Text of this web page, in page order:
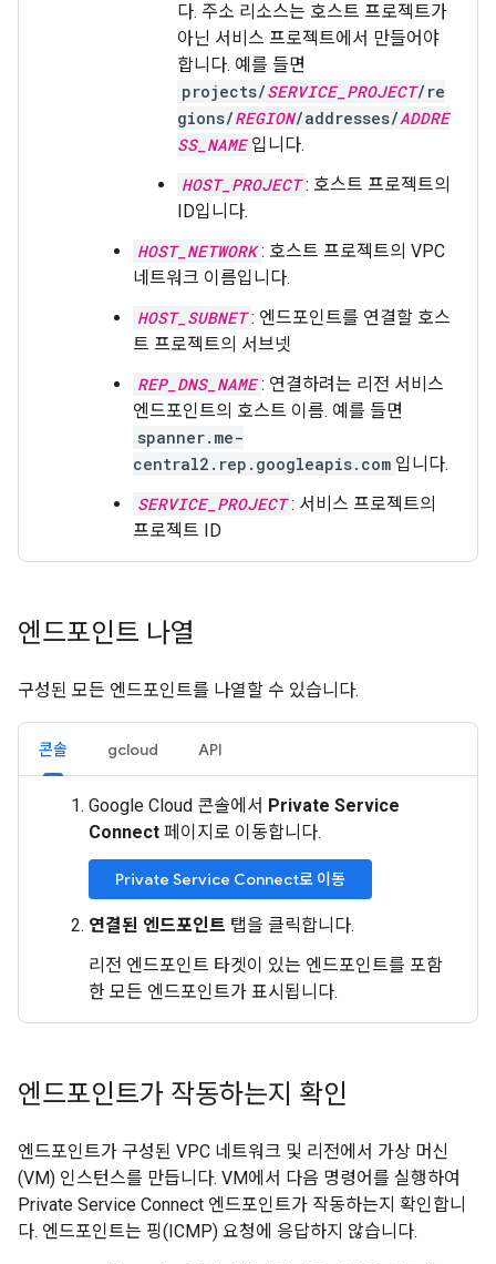
다. 주소 리소스는 호스트 프로젝트가
아닌 서비스 프로젝트에서 만들어야
합니다. 예를 들면
projects/SERVICE_PROJECT/re
gions/REGION/addresses/ADDRE
SS_NAME 입니다.
HOST_PROJECT : 호스트 프로젝트의
ID입니다.
HOST_NETWORK : 호스트 프로젝트의 VPC
네트워크 이름입니다.
HOST_SUBNET : 엔드포인트를 연결할 호스
트 프로젝트의 서브넷
REP_DNS_NAME : 연결하려는 리전 서비스
엔드포인트의 호스트 이름. 예를 들면
spanner.me-
central2.rep.googleapis.com 입니다.
SERVICE_PROJECT : 서비스 프로젝트의
프로젝트 ID
엔드포인트 나열
구성된 모든 엔드포인트를 나열할 수 있습니다.
콘솔 gcloud API
Google Cloud 콘솔에서 Private Service
Connect 페이지로 이동합니다.
Private Service Connect로 이동
연결된 엔드포인트 탭을 클릭합니다.
리전 엔드포인트 타겟이 있는 엔드포인트를 포함
한 모든 엔드포인트가 표시됩니다.
엔드포인트가 작동하는지 확인
엔드포인트가 구성된 VPC 네트워크 및 리전에서 가상 머신
(VM) 인스턴스를 만듭니다. VM에서 다음 명령어를 실행하여
Private Service Connect 엔드포인트가 작동하는지 확인합니
다. 엔드포인트는 핑(ICMP) 요청에 응답하지 않습니다.